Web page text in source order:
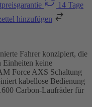
14 Tage
hinzufügen
Fahrer konzipiert, die
Einheiten keine
Force AXS Schaltung
kabellose Bedienung
Carbon-Laufräder für